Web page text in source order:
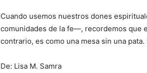
Cuando usemos nuestros dones
comunidades de la fe—, recordemos que
contrario, es como una mesa sin una
De: Lisa M. Samra